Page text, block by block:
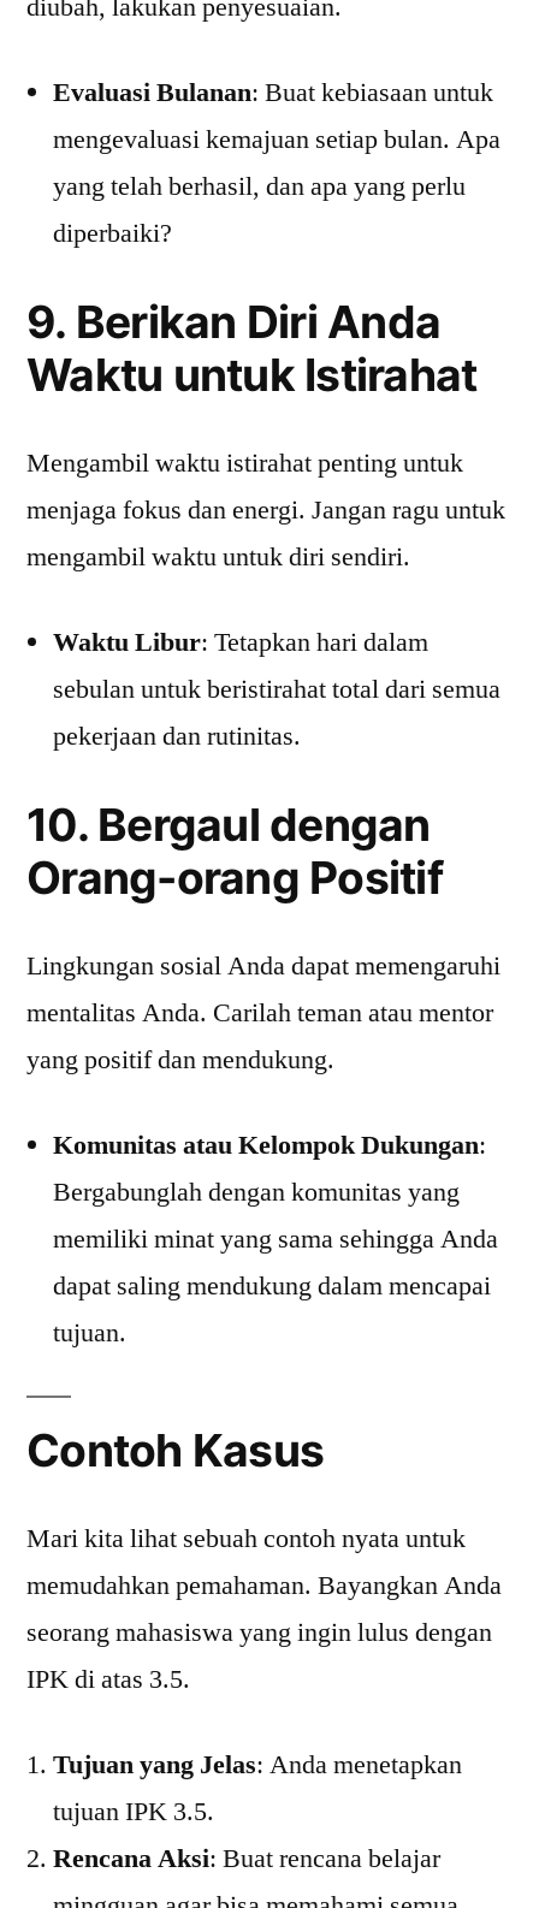
diubah, lakukan penyesuaian.
Evaluasi Bulanan: Buat kebiasaan untuk
mengevaluasi kemajuan setiap bulan. Apa
yang telah berhasil, dan apa yang perlu
diperbaiki?
9. Berikan Diri Anda
Waktu untuk Istirahat
Mengambil waktu istirahat penting untuk
menjaga fokus dan energi. Jangan ragu untuk
mengambil waktu untuk diri sendiri.
Waktu Libur: Tetapkan hari dalam
sebulan untuk beristirahat total dari semua
pekerjaan dan rutinitas.
10. Bergaul dengan
Orang-orang Positif
Lingkungan sosial Anda dapat memengaruhi
mentalitas Anda. Carilah teman atau mentor
yang positif dan mendukung.
Komunitas atau Kelompok Dukungan:
Bergabunglah dengan komunitas yang
memiliki minat yang sama sehingga Anda
dapat saling mendukung dalam mencapai
tujuan.
Contoh Kasus
Mari kita lihat sebuah contoh nyata untuk
memudahkan pemahaman. Bayangkan Anda
seorang mahasiswa yang ingin lulus dengan
IPK di atas 3.5.
Tujuan yang Jelas: Anda menetapkan
tujuan IPK 3.5.
Rencana Aksi: Buat rencana belajar